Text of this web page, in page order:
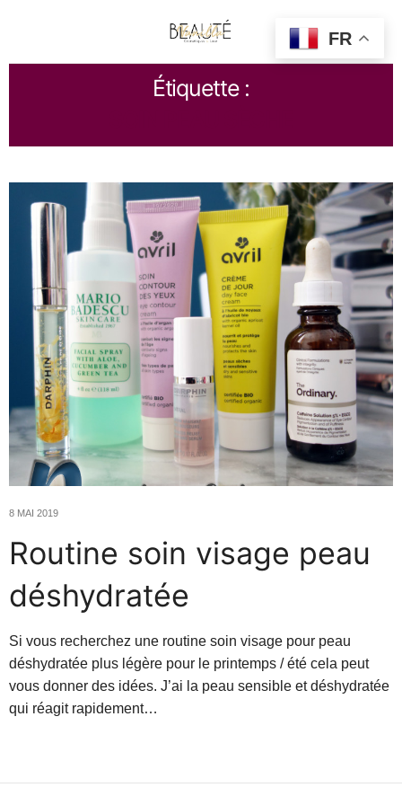
Étiquette :
8 MAI 2019
Routine soin visage peau
déshydratée
Si vous recherchez une routine soin visage pour peau
déshydratée plus légère pour le printemps / été cela peut
vous donner des idées. J’ai la peau sensible et déshydratée
qui réagit rapidement…
FR